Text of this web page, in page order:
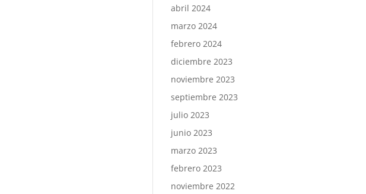
abril 2024
marzo 2024
febrero 2024
diciembre 2023
noviembre 2023
septiembre 2023
julio 2023
junio 2023
marzo 2023
febrero 2023
noviembre 2022